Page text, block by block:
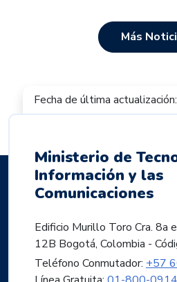
Más
Fecha de última
Ministerio de
Información y las
Comunicaciones
Edificio Murillo Toro Cra. 8a
12B Bogotá, Colombia -
Teléfono Conmutador: +57